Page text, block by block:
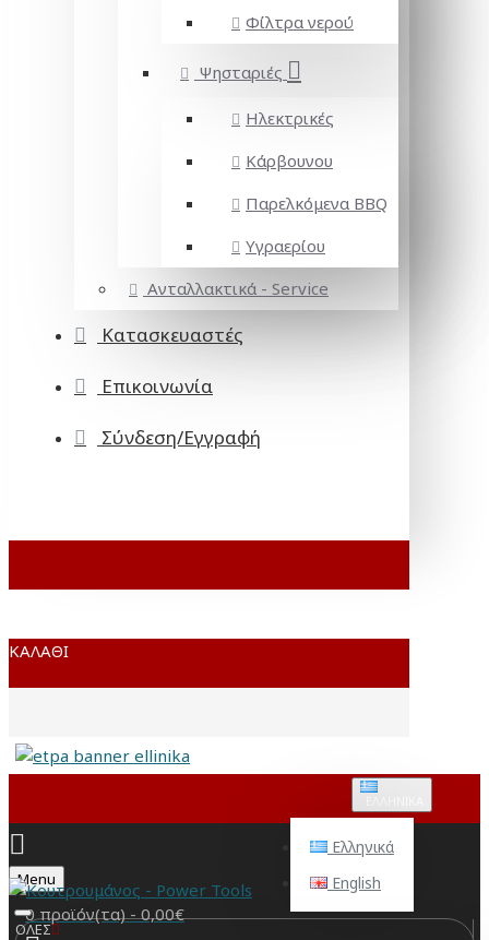
Φίλτρα νερού
Ψησταριές
Ηλεκτρικές
Κάρβουνου
Παρελκόμενα BBQ
Υγραερίου
Ανταλλακτικά - Service
Κατασκευαστές
Επικοινωνία
Σύνδεση/Εγγραφή
ΚΑΛΆΘΙ
Ελληνικά
English
Menu
0 προϊόν(τα) - 0,00€
ΟΛΕΣ